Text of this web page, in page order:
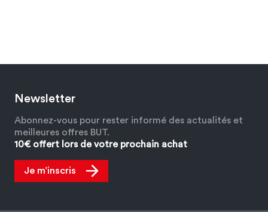
Newsletter
Abonnez-vous pour rester informé des actualités et
meilleures offres BUT.
10€ offert lors de votre prochain achat
Je m’inscris